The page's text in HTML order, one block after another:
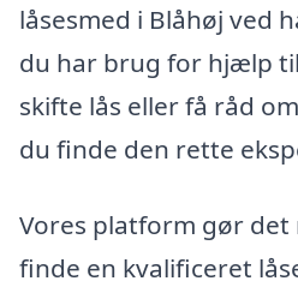
låsesmed i Blåhøj ved
du har brug for hjælp
skifte lås eller få råd
du finde den rette
Vores platform gør
finde en kvalificeret